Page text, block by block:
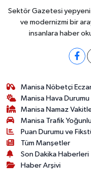
Sektör Gazetesi
ve modernizmi bir
insanlara haber
Manisa Nöbetçi
Manisa Hava Durumu
Manisa Namaz
Manisa Trafik
Puan Durumu ve
Tüm Manşetler
Son Dakika Haberleri
Haber Arşivi